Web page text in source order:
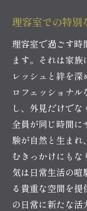
理容室での特別
理容室で過ごす時
ます。それは家
レッシュと絆を
ロフェッショナ
し、外見だけで
全員が同じ時間に
験が自然と生まれ
むきっかけにも
気は日常生活の喧
る貴重な空間を
の日常に新たな活